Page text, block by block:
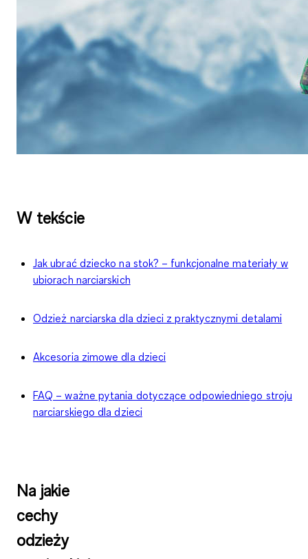
W tekście
Jak ubrać dziecko na stok? – funkcjonalne materiały w
ubiorach narciarskich
Odzież narciarska dla dzieci z praktycznymi detalami
Akcesoria zimowe dla dzieci
FAQ – ważne pytania dotyczące odpowiedniego stroju
narciarskiego dla dzieci
Na jakie
cechy
odzieży